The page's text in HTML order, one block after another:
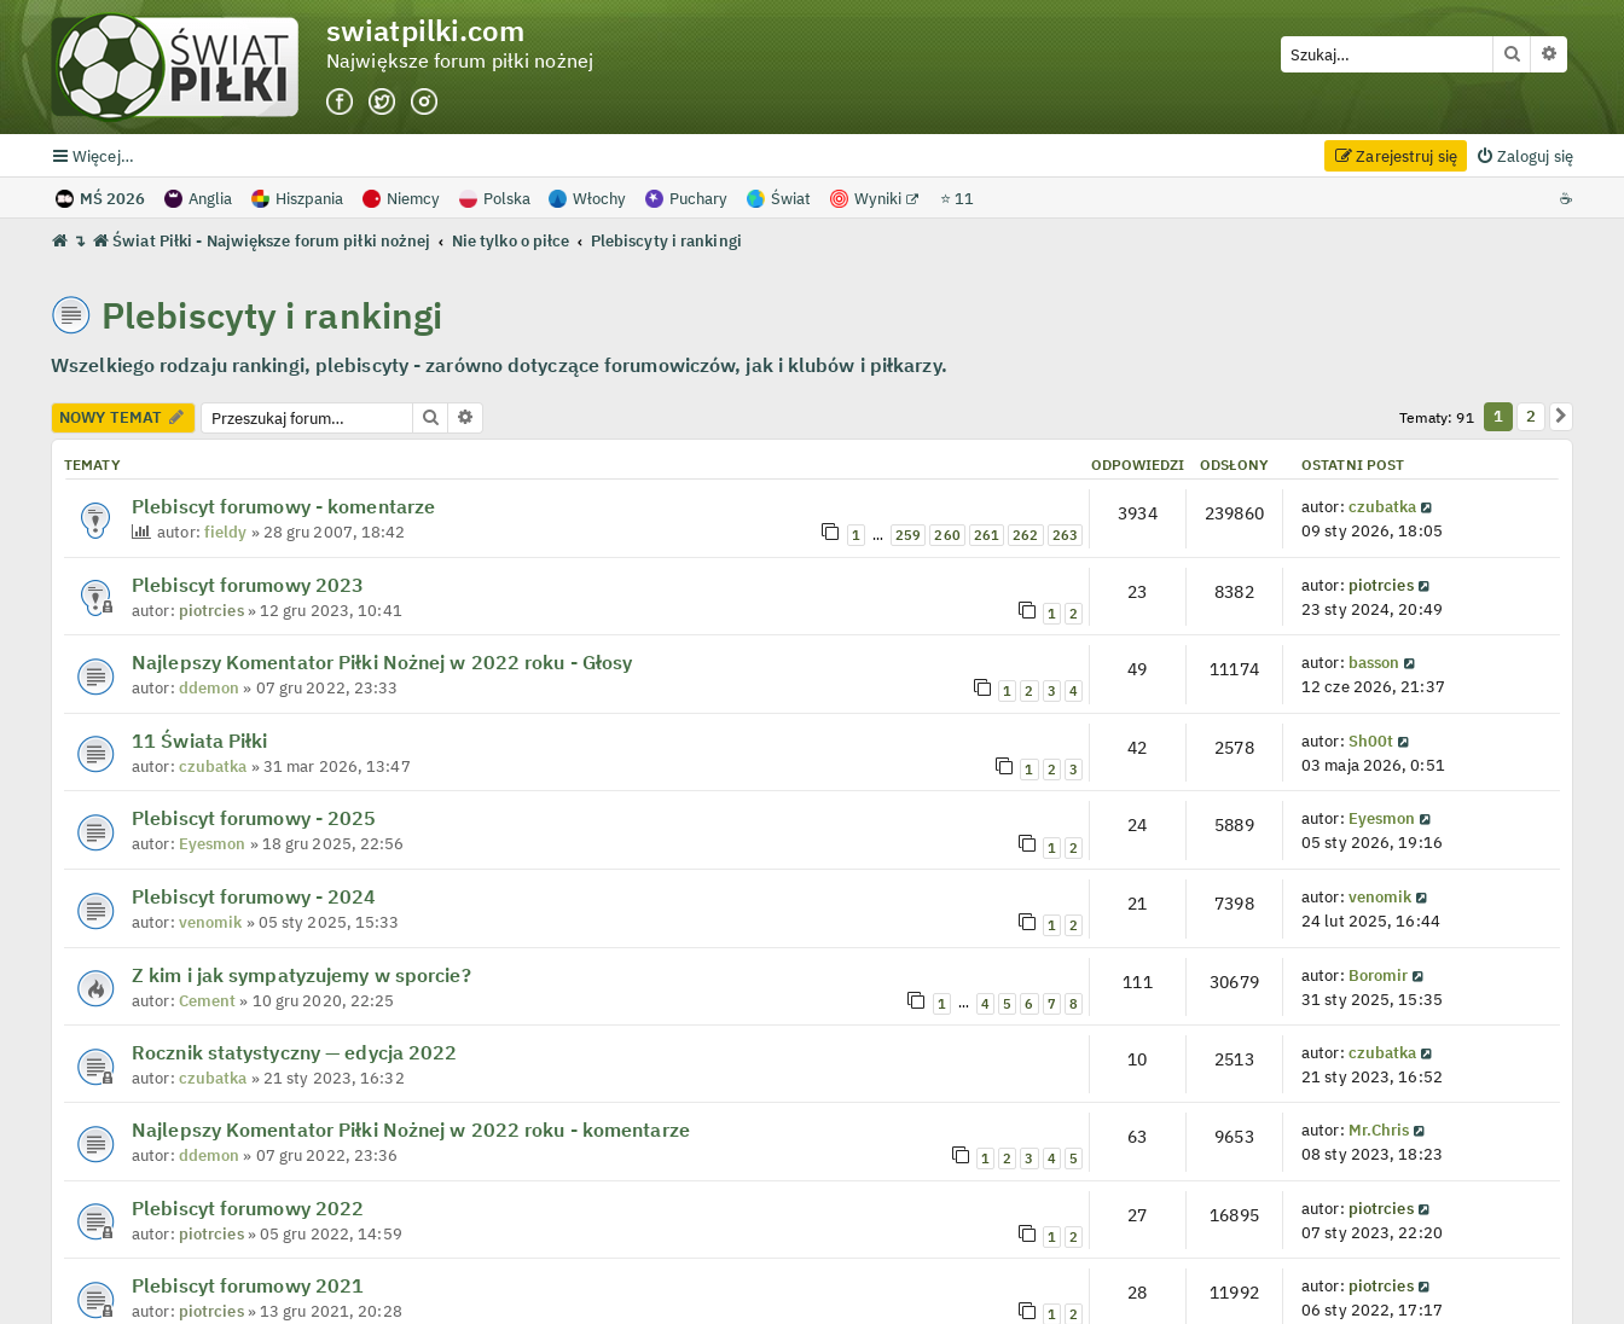
swiatpilki.com
Największe forum piłki nożnej Szukaj
Więcej… Zaloguj się
Zarejestruj się
MŚ 2026 Anglia Hiszpania Niemcy Polska Włochy Puchary Świat Wyniki ⭐ 11 ☕
↴ Świat Piłki - Największe forum piłki nożnej Nie tylko o piłce Plebiscyty i rankingi
Plebiscyty i rankingi
Wszelkiego rodzaju rankingi, plebiscyty - zarówno dotyczące forumowiczów, jak i klubów i piłkarzy.
NOWY TEMAT Szukaj Tematy: 91 1 2
TEMATY ODPOWIEDZI ODSŁONY OSTATNI POST
Plebiscyt forumowy - komentarze
autor: fieldy » 28 gru 2007, 18:42 1 … 259 260 261 262 263
3934 239860 autor: czubatka
09 sty 2026, 18:05
Plebiscyt forumowy 2023
autor: piotrcies» 12 gru 2023, 10:41 1 2
23 8382 autor: piotrcies
23 sty 2024, 20:49
Najlepszy Komentator Piłki Nożnej w 2022 roku - Głosy
autor: ddemon » 07 gru 2022, 23:33 1 2 3 4
49 11174 autor: basson
12 cze 2026, 21:37
11 Świata Piłki
autor: czubatka » 31 mar 2026, 13:47 1 2 3
42 2578 autor: Sh00t
03 maja 2026, 0:51
Plebiscyt forumowy - 2025
autor: Eyesmon » 18 gru 2025, 22:56 1 2
24 5889 autor: Eyesmon
05 sty 2026, 19:16
Plebiscyt forumowy - 2024
autor: venomik » 05 sty 2025, 15:33 1 2
21 7398 autor: venomik
24 lut 2025, 16:44
Z kim i jak sympatyzujemy w sporcie?
autor: Cement» 10 gru 2020, 22:25 1 … 4 5 6 7 8
111 30679 autor: Boromir
31 sty 2025, 15:35
Rocznik statystyczny — edycja 2022
autor: czubatka » 21 sty 2023, 16:32
10 2513 autor: czubatka
21 sty 2023, 16:52
Najlepszy Komentator Piłki Nożnej w 2022 roku - komentarze
autor: ddemon » 07 gru 2022, 23:36 1 2 3 4 5
63 9653 autor: Mr.Chris
08 sty 2023, 18:23
Plebiscyt forumowy 2022
autor: piotrcies» 05 gru 2022, 14:59 1 2
27 16895 autor: piotrcies
07 sty 2023, 22:20
Plebiscyt forumowy 2021
autor: piotrcies» 13 gru 2021, 20:28 1 2
28 11992 autor: piotrcies
06 sty 2022, 17:17